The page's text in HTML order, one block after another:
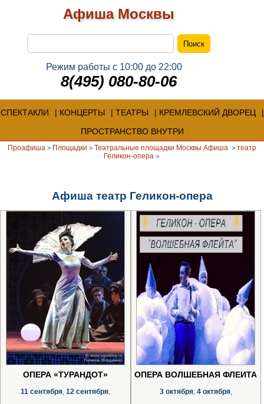
Афиша Москвы
Режим работы с 10:00 до 22:00
8(495) 080-80-06
СПЕКТАКЛИ КОНЦЕРТЫ ТЕАТРЫ
КРЕМЛЕВСКИЙ ДВОРЕЦ
ПРОСТРАНСТВО ВНУТРИ
Проафиша > Площадки > Театральные площадки Москвы Афиша > театр
Геликон-опера >
Афиша театр Геликон-опера
ОПЕРА «ТУРАНДОТ»
11 сентября, 12 сентября,
ОПЕРА ВОЛШЕБНАЯ ФЛЕЙТА
3 октября, 4 октября,